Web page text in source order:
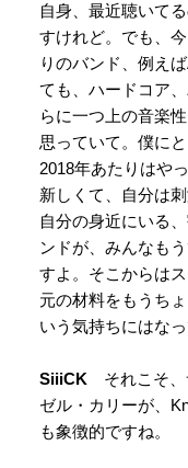
自身、最近聴いて
すけれど。でも、
りのバンド、例え
ても、ハードコア
らに一つ上の音楽
思っていて。僕に
2018年あたりはや
新しくて、自分は
自分の身近にいる
ンドが、みんなも
すよ。そこからは
元の材料をもうち
いう気持ちにはなっ
SiiiCK それこそ、
ゼル・カリーが、
も象徴的ですね。